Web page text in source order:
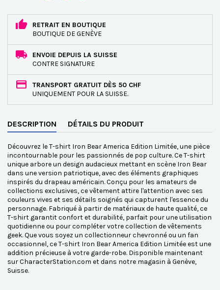
RETRAIT EN BOUTIQUE
BOUTIQUE DE GENÈVE
ENVOIE DEPUIS LA SUISSE
CONTRE SIGNATURE
TRANSPORT GRATUIT DÈS 50 CHF
UNIQUEMENT POUR LA SUISSE.
DESCRIPTION DÉTAILS DU PRODUIT
Découvrez le T-shirt Iron Bear America Edition Limitée, une pièce
incontournable pour les passionnés de pop culture. Ce T-shirt
unique arbore un design audacieux mettant en scène Iron Bear
dans une version patriotique, avec des éléments graphiques
inspirés du drapeau américain. Conçu pour les amateurs de
collections exclusives, ce vêtement attire l'attention avec ses
couleurs vives et ses détails soignés qui capturent l'essence du
personnage. Fabriqué à partir de matériaux de haute qualité, ce
T-shirt garantit confort et durabilité, parfait pour une utilisation
quotidienne ou pour compléter votre collection de vêtements
geek. Que vous soyez un collectionneur chevronné ou un fan
occasionnel, ce T-shirt Iron Bear America Edition Limitée est une
addition précieuse à votre garde-robe. Disponible maintenant
sur CharacterStation.com et dans notre magasin à Genève,
Suisse.